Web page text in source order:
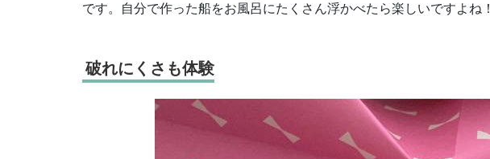
です。自分で作った船をお風呂にたくさん浮かべたら楽しいですよね！
破れにくさも体験